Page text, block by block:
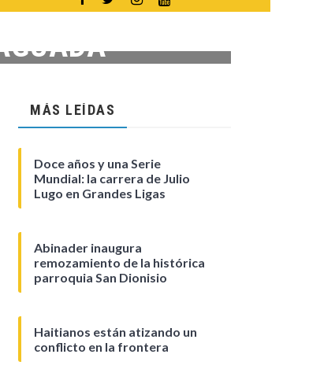
MÁS LEÍDAS
Doce años y una Serie
Mundial: la carrera de Julio
Lugo en Grandes Ligas
Abinader inaugura
remozamiento de la histórica
parroquia San Dionisio
Haitianos están atizando un
conflicto en la frontera